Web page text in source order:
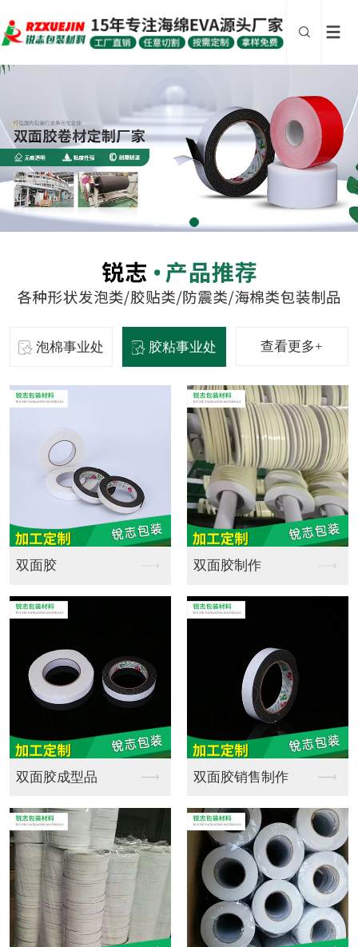
泡棉事业处 胶粘事业处 查看更多+
海绵定制销售 海绵定制批发
全新料EPE珍珠棉成... 海绵批发